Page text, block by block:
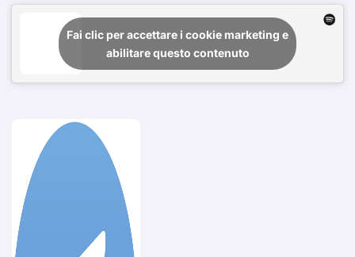
Fai clic per accettare i cookie marketing e
abilitare questo contenuto